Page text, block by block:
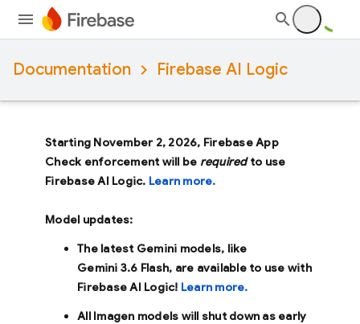
Documentation Firebase AI Logic
Starting November 2, 2026, Firebase App
Check enforcement will be requiredto use
Firebase AI Logic. Learn more.
Model updates:
The latest Gemini models, like
Gemini 3.6 Flash, are available to use with
Firebase AI Logic! Learn more.
All Imagen models will shut down as early